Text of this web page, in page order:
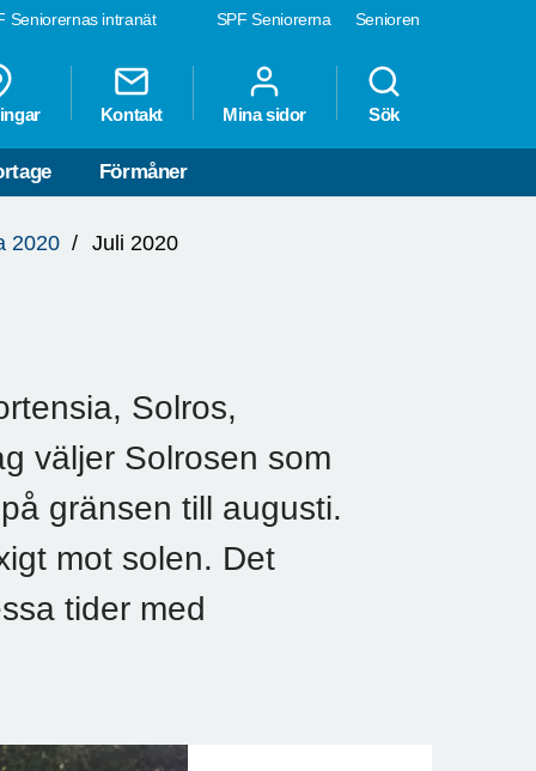
SPF Seniorerna Senioren
Seniorernas intranät
Kontakt Mina sidor Sök
Förmåner
2020 Juli 2020
Solros,
väljer Solrosen som
gränsen till augusti.
mot solen. Det
tider med